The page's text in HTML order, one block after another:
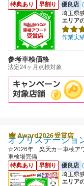
特典あり
早割り
優良店
埼玉県
エリア
作業実
参考車検価格
法定24ヶ月点検対象
オブリステーショ
☆2026年 楽天カー車検ア
車検場完備
特典あり
早割り
優良店
埼玉県
エリア